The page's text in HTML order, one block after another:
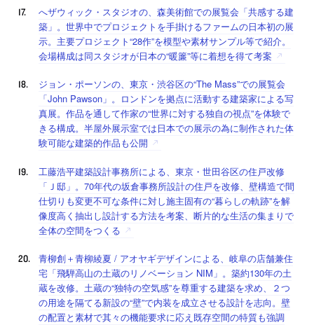
へザウィック・スタジオの、森美術館での展覧会「共感する建
築」。世界中でプロジェクトを手掛けるファームの日本初の展
示。主要プロジェクト“28作”を模型や素材サンプル等で紹介。
会場構成は同スタジオが日本の“暖簾”等に着想を得て考案
ジョン・ポーソンの、東京・渋谷区の“The Mass”での展覧会
「John Pawson」。ロンドンを拠点に活動する建築家による写
真展。作品を通して作家の“世界に対する独自の視点”を体験で
きる構成。半屋外展示室では日本での展示の為に制作された体
験可能な建築的作品も公開
工藤浩平建築設計事務所による、東京・世田谷区の住戸改修
「Ｊ邸」。70年代の坂倉事務所設計の住戸を改修、壁構造で間
仕切りも変更不可な条件に対し施主固有の“暮らしの軌跡”を解
像度高く抽出し設計する方法を考案、断片的な生活の集まりで
全体の空間をつくる
青柳創＋青柳綾夏 / アオヤギデザインによる、岐阜の店舗兼住
宅「飛騨高山の土蔵のリノベーション NIM」。築約130年の土
蔵を改修。土蔵の“独特の空気感”を尊重する建築を求め、２つ
の用途を隔てる新設の“壁”で内装を成立させる設計を志向。壁
の配置と素材で其々の機能要求に応え既存空間の特質も強調